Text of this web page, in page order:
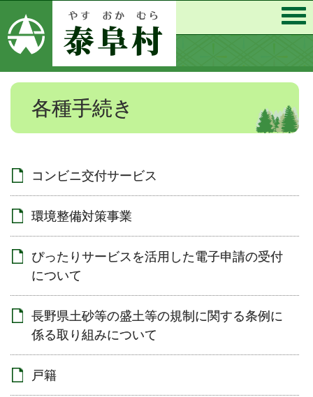
各種手続き
コンビニ交付サービス
環境整備対策事業
ぴったりサービスを活用した電子申請の受付
について
長野県土砂等の盛土等の規制に関する条例に
係る取り組みについて
戸籍